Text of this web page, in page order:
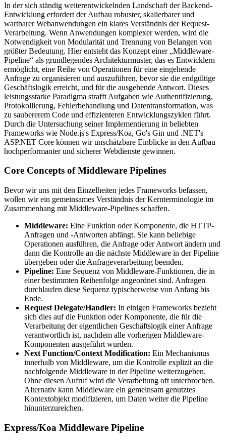
In der sich ständig weiterentwickelnden Landschaft der Backend-
Entwicklung erfordert der Aufbau robuster, skalierbarer und
wartbarer Webanwendungen ein klares Verständnis der Request-
Verarbeitung. Wenn Anwendungen komplexer werden, wird die
Notwendigkeit von Modularität und Trennung von Belangen von
größter Bedeutung. Hier entsteht das Konzept einer „Middleware-
Pipeline“ als grundlegendes Architekturmuster, das es Entwicklern
ermöglicht, eine Reihe von Operationen für eine eingehende
Anfrage zu organisieren und auszuführen, bevor sie die endgültige
Geschäftslogik erreicht, und für die ausgehende Antwort. Dieses
leistungsstarke Paradigma strafft Aufgaben wie Authentifizierung,
Protokollierung, Fehlerbehandlung und Datentransformation, was
zu saubererem Code und effizienteren Entwicklungszyklen führt.
Durch die Untersuchung seiner Implementierung in beliebten
Frameworks wie Node.js's Express/Koa, Go's Gin und .NET's
ASP.NET Core können wir unschätzbare Einblicke in den Aufbau
hochperformanter und sicherer Webdienste gewinnen.
Core Concepts of Middleware Pipelines
Bevor wir uns mit den Einzelheiten jedes Frameworks befassen,
wollen wir ein gemeinsames Verständnis der Kernterminologie im
Zusammenhang mit Middleware-Pipelines schaffen.
Middleware: Eine Funktion oder Komponente, die HTTP-
Anfragen und -Antworten abfängt. Sie kann beliebige
Operationen ausführen, die Anfrage oder Antwort ändern und
dann die Kontrolle an die nächste Middleware in der Pipeline
übergeben oder die Anfrageverarbeitung beenden.
Pipeline: Eine Sequenz von Middleware-Funktionen, die in
einer bestimmten Reihenfolge angeordnet sind. Anfragen
durchlaufen diese Sequenz typischerweise von Anfang bis
Ende.
Request Delegate/Handler: In einigen Frameworks bezieht
sich dies auf die Funktion oder Komponente, die für die
Verarbeitung der eigentlichen Geschäftslogik einer Anfrage
verantwortlich ist, nachdem alle vorherigen Middleware-
Komponenten ausgeführt wurden.
Next Function/Context Modification: Ein Mechanismus
innerhalb von Middleware, um die Kontrolle explizit an die
nachfolgende Middleware in der Pipeline weiterzugeben.
Ohne diesen Aufruf wird die Verarbeitung oft unterbrochen.
Alternativ kann Middleware ein gemeinsam genutztes
Kontextobjekt modifizieren, um Daten weiter die Pipeline
hinunterzureichen.
Express/Koa Middleware Pipeline